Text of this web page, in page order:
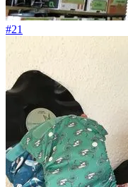
#21